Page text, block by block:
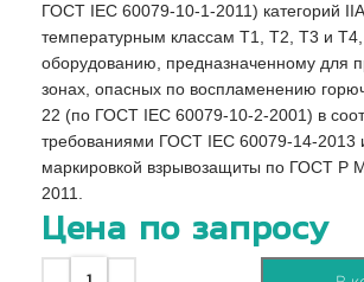
ГОСТ IEC 60079-10-1-2011) категорий
температурным классам Т1, Т2, Т3 и Т4,
оборудованию, предназначенному для
зонах, опасных по воспламенению
22 (по ГОСТ IEC 60079-10-2-2001) в
требованиями ГОСТ IEC 60079-14-2013
маркировкой взрывозащиты по ГОСТ Р
2011.
Цена по запросу